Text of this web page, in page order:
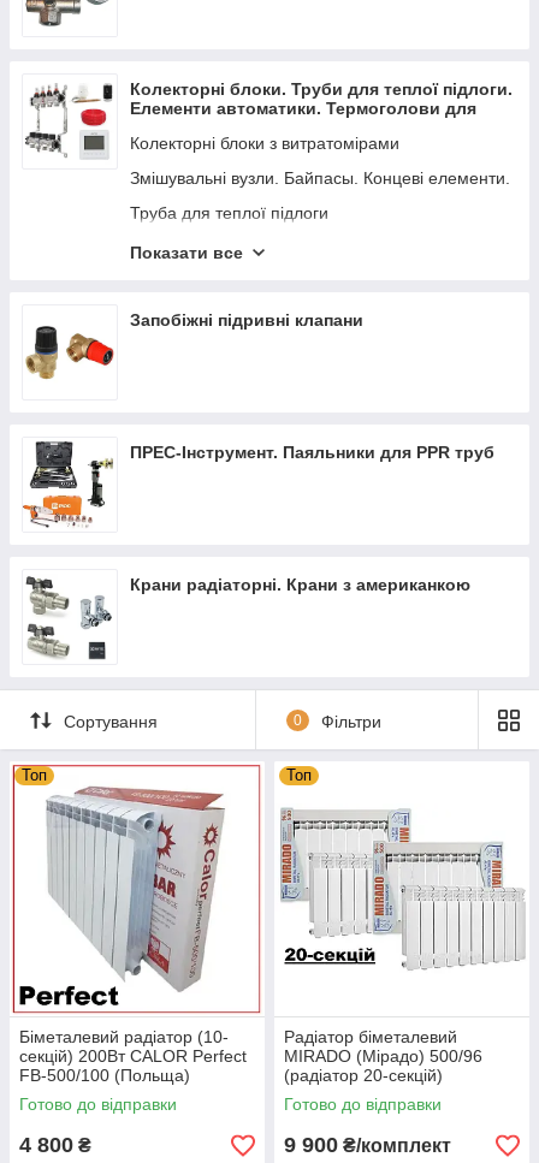
Колекторні блоки. Труби для теплої підлоги.
Елементи автоматики. Термоголови для
Колекторні блоки з витратомірами
Змішувальні вузли. Байпасы. Концеві елементи.
Труба для теплої підлоги
Елементи автоматики
Показати все
Запобіжні підривні клапани
ПРЕС-Інструмент. Паяльники для PPR труб
Крани радіаторні. Крани з американкою
Сортування 0 Фільтри
Топ
Біметалевий радіатор (10-
секцій) 200Вт CALOR Perfect
FB-500/100 (Польща)
Готово до відправки
4 800 ₴
Топ
Радіатор біметалевий
MIRADO (Мірадо) 500/96
(радіатор 20-секцій)
Готово до відправки
9 900 ₴/комплект